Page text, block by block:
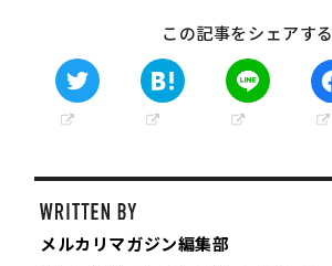
この記事をシェアする
メルカリマガジン編集部